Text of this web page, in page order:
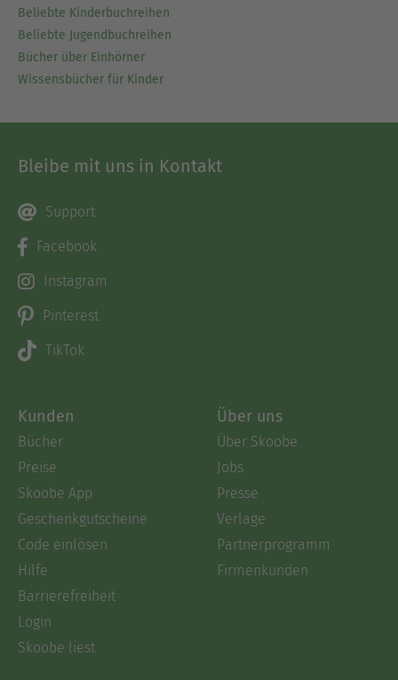
Beliebte Kinderbuchreihen
Beliebte Jugendbuchreihen
Bücher über Einhörner
Wissensbücher für Kinder
Bleibe mit uns in Kontakt
Support
Facebook
Instagram
Pinterest
TikTok
Kunden
Bücher
Preise
Skoobe App
Geschenkgutscheine
Code einlösen
Hilfe
Barrierefreiheit
Login
Skoobe liest
Über uns
Über Skoobe
Jobs
Presse
Verlage
Partnerprogramm
Firmenkunden